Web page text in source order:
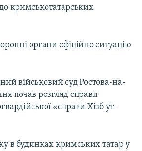
кримськотатарських
органи офіційно ситуацію
військовий суд Ростова-на-
почав розгляд справи
«справи Хізб ут-
в будинках кримських татар у